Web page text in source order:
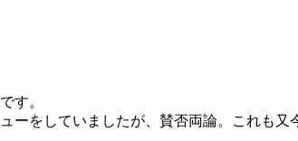
す。
をしていましたが、賛否両論。これも